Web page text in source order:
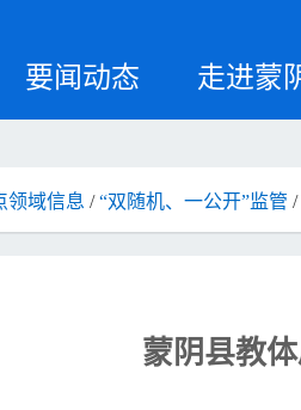
要闻动态 走进蒙
领域信息 /“双随机、一公开”监管 /
蒙阴县教